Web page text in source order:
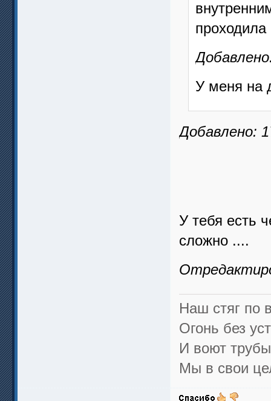
проходила
У меня на
Добавлено:
У тебя есть
сложно ....
Наш стяг по
Огонь без
И воют
Мы в свои